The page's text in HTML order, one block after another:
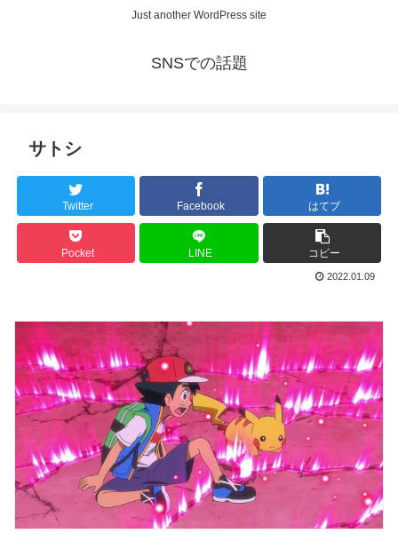
Just another WordPress site
SNSでの話題
サトシ
Twitter Facebook はてブ
Pocket LINE コピー
2022.01.09